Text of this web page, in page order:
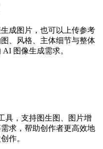
成图片，也可以上传参考
、风格、主体细节与整体
图像生成需求。
具，支持图生图、图片增
求，帮助创作者更高效地
作。